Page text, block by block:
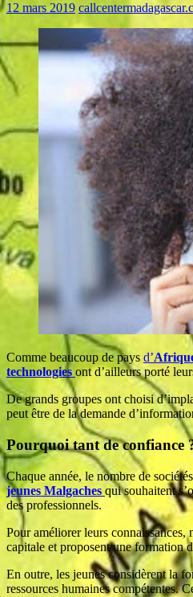
12 mars 2019
Comme beaucoup de pays d’
technologies ont d’ailleurs porté
De grands groupes ont choisi
peut être de la demande
Pourquoi tant de confiance
Chaque année, le nombre de
jeunes Malgaches qui souhaitent
des professionnels.
Pour améliorer leurs
capitale et proposent une formation
En outre, les jeunes considèrent la
ressources humaines compétentes.